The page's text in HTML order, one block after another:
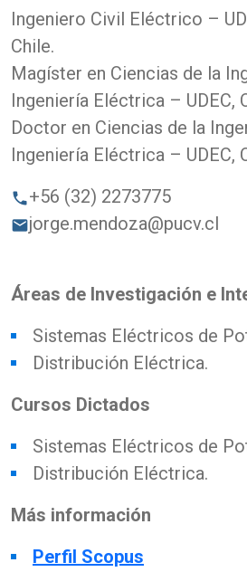
Ingeniero Civil Eléctrico –
Chile.
Magíster en Ciencias de la
Ingeniería Eléctrica – UDEC,
Doctor en Ciencias de la
Ingeniería Eléctrica – UDEC,
phone+56 (32) 2273775
emailjorge.mendoza@pucv.cl
Áreas de Investigación e
Sistemas Eléctricos de
Distribución Eléctrica.
Cursos Dictados
Sistemas Eléctricos de
Distribución Eléctrica.
Más información
Perfil Scopus